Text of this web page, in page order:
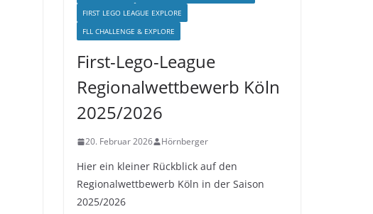
FIRST LEGO LEAGUE EXPLORE
FLL CHALLENGE & EXPLORE
First-Lego-League
Regionalwettbewerb Köln
2025/2026
20. Februar 2026 Hörnberger
Hier ein kleiner Rückblick auf den
Regionalwettbewerb Köln in der Saison
2025/2026